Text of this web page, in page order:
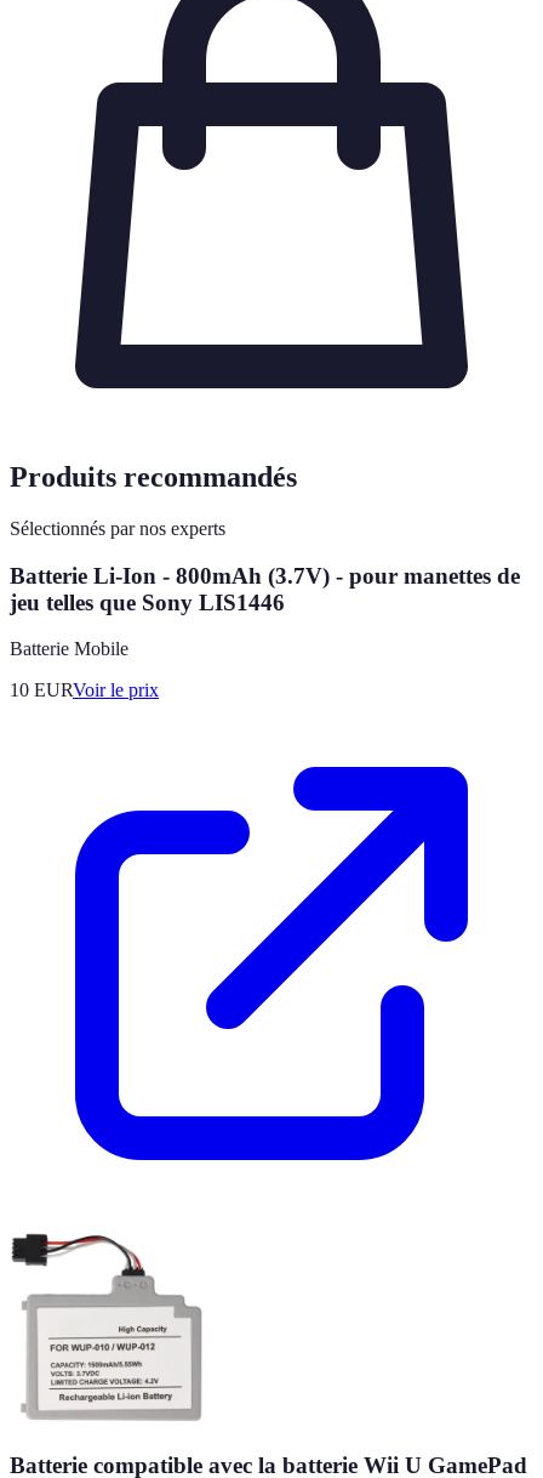
Produits recommandés
Sélectionnés par nos experts
Batterie Li-Ion - 800mAh (3.7V) - pour manettes de
jeu telles que Sony LIS1446
Batterie Mobile
10 EURVoir le prix
Batterie compatible avec la batterie Wii U GamePad